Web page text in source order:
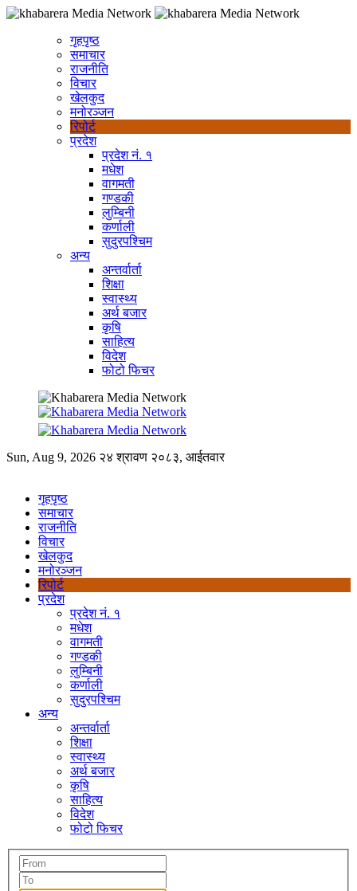
गृहपृष्ठ
समाचार
राजनीति
विचार
खेलकुद
मनोरञ्जन
रिपोर्ट
प्रदेश
प्रदेश नं. १
मधेश
वागमती
गण्डकी
लुम्बिनी
कर्णाली
सुदुरपश्चिम
अन्य
अन्तर्वार्ता
शिक्षा
स्वास्थ्य
अर्थ बजार
कृषि
साहित्य
विदेश
फोटो फिचर
Sun, Aug 9, 2026 २४ श्रावण २०८३, आईतवार
गृहपृष्ठ
समाचार
राजनीति
विचार
खेलकुद
मनोरञ्जन
रिपोर्ट
प्रदेश
प्रदेश नं. १
मधेश
वागमती
गण्डकी
लुम्बिनी
कर्णाली
सुदुरपश्चिम
अन्य
अन्तर्वार्ता
शिक्षा
स्वास्थ्य
अर्थ बजार
कृषि
साहित्य
विदेश
फोटो फिचर